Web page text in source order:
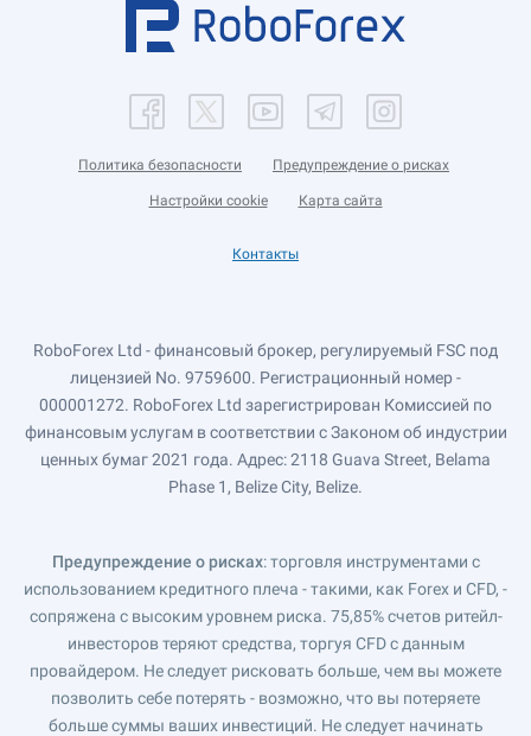
Политика безопасности Предупреждение о рисках
Настройки cookie Карта сайта
Контакты
RoboForex Ltd - финансовый брокер, регулируемый FSC под
лицензией No. 9759600. Регистрационный номер -
000001272. RoboForex Ltd зарегистрирован Комиссией по
финансовым услугам в соответствии с Законом об индустрии
ценных бумаг 2021 года. Адрес: 2118 Guava Street, Belama
Phase 1, Belize City, Belize.
Предупреждение о рисках: торговля инструментами с
использованием кредитного плеча - такими, как Forex и CFD, -
сопряжена с высоким уровнем риска. 75,85% счетов ритейл-
инвесторов теряют средства, торгуя CFD с данным
провайдером. Не следует рисковать больше, чем вы можете
позволить себе потерять - возможно, что вы потеряете
больше суммы ваших инвестиций. Не следует начинать